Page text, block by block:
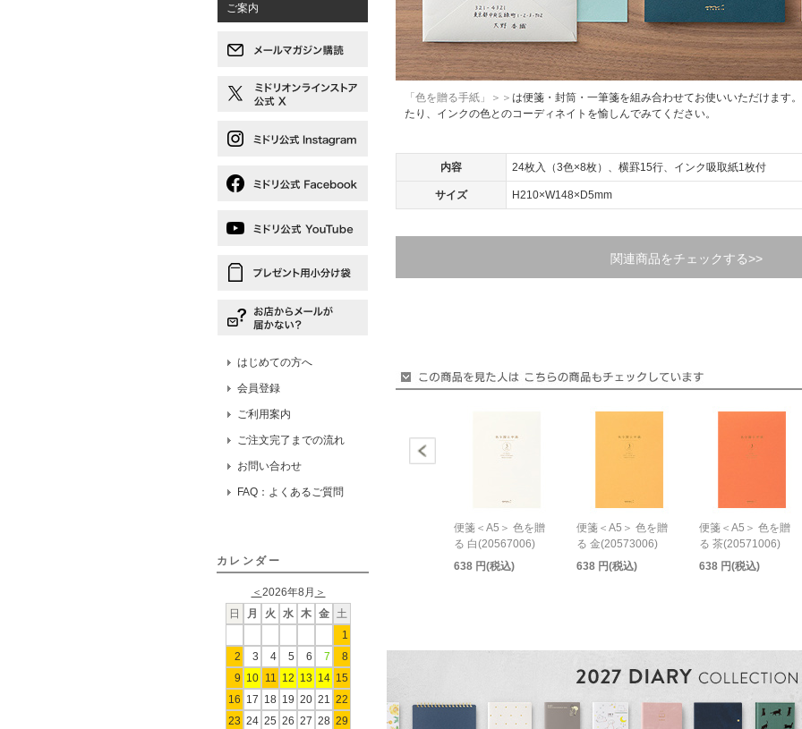
ご案内
はじめての方へ
会員登録
ご利用案内
ご注文完了までの流れ
お問い合わせ
FAQ：よくあるご質問
カレンダー
＜ 2026年8月 ＞
日
月 火 水 木 金
土
1
2
3 4 5 6 7
8
9 10 11 12 13 14 15
16 17 18 19 20 21
22
23 24 25 26 27 28 29
「色を贈る手紙」＞＞ は便箋・封筒・一筆箋を組み合わせてお使いいただけます
たり、インクの色とのコーディネイトを愉しんでみてください。
内容 24枚入（3色×8枚）、横罫15行、インク吸取紙1枚付
サイズ H210×W148×D5mm
関連商品をチェックする>>
便箋＜A5＞ 色を贈
る 白(20567006)
638 円(税込)
便箋＜A5＞ 色を贈
る 金(20573006)
638 円(税込)
便箋＜A5＞ 色を贈
る 茶(20571006)
638 円(税込)